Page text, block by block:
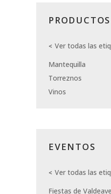
PRODUCTOS
Ver todas las
Mantequilla
Torreznos
Vinos
EVENTOS
Ver todas las
Fiestas de